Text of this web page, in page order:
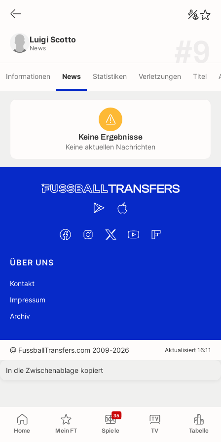
Home Mein FT Spiele
35
TV Tabelle
Luigi Scotto
News
Informationen News Statistiken Verletzungen Titel
Keine Ergebnisse
Keine aktuellen Nachrichten
ÜBER UNS
Kontakt
Impressum
Archiv
@ FussballTransfers.com 2009-2026 Aktualisiert 16:11
In die Zwischenablage kopiert